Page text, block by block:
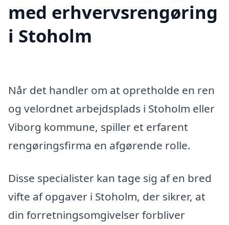
med erhvervsrengøring
i Stoholm
Når det handler om at opretholde en ren
og velordnet arbejdsplads i Stoholm eller
Viborg kommune, spiller et erfarent
rengøringsfirma en afgørende rolle.
Disse specialister kan tage sig af en bred
vifte af opgaver i Stoholm, der sikrer, at
din forretningsomgivelser forbliver